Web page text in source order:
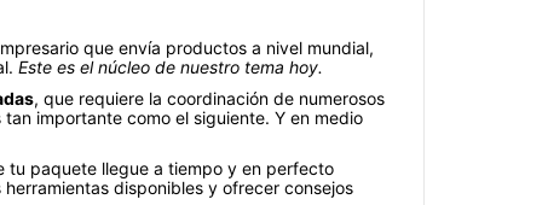
que envía productos a nivel mundial,
Este es el núcleo de nuestro tema hoy.
, que requiere la coordinación de numerosos
importante como el siguiente. Y en medio
tu paquete llegue a tiempo y en perfecto
disponibles y ofrecer consejos